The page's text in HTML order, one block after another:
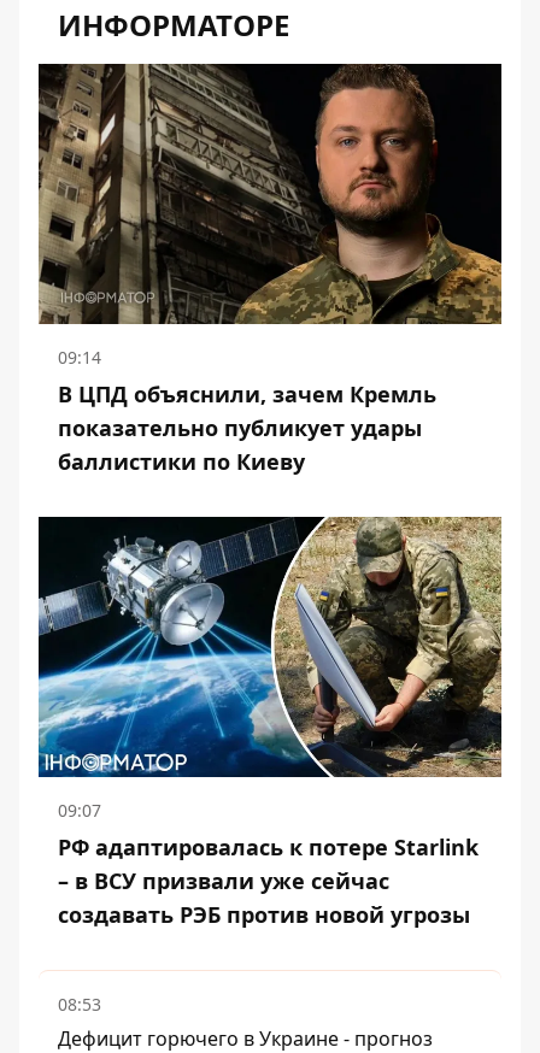
ИНФОРМАТОРЕ
09:14
В ЦПД объяснили, зачем Кремль
показательно публикует удары
баллистики по Киеву
09:07
РФ адаптировалась к потере Starlink
– в ВСУ призвали уже сейчас
создавать РЭБ против новой угрозы
08:53
Дефицит горючего в Украине - прогноз